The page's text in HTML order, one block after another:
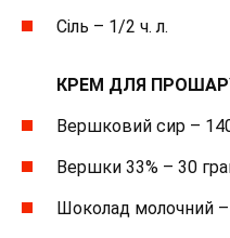
Сіль – 1/2 ч. л.
КРЕМ ДЛЯ
Вершковий сир –
Вершки 33% – 30
Шоколад молочний